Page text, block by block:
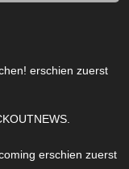
erschien zuerst
erschien zuerst